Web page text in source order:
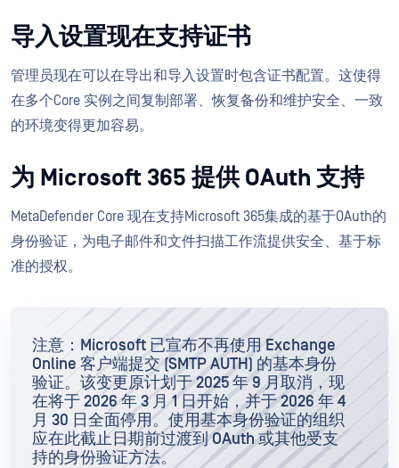
导入设置现在支持证书
管理员现在可以在导出和导入设置时包含证书配置。这使得
在多个Core 实例之间复制部署、恢复备份和维护安全、一致
的环境变得更加容易。
为 Microsoft 365 提供 OAuth 支持
MetaDefender Core 现在支持Microsoft 365集成的基于OAuth的
身份验证，为电子邮件和文件扫描工作流提供安全、基于标
准的授权。
注意：Microsoft 已宣布不再使用 Exchange
Online 客户端提交 (SMTP AUTH) 的基本身份
验证。该变更原计划于 2025 年 9 月取消，现
在将于 2026 年 3 月 1 日开始，并于 2026 年 4
月 30 日全面停用。使用基本身份验证的组织
应在此截止日期前过渡到 OAuth 或其他受支
持的身份验证方法。